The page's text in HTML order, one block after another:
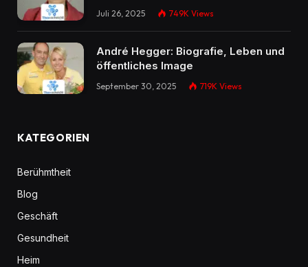
Juli 26, 2025 749K Views
André Hegger: Biografie, Leben und
öffentliches Image
September 30, 2025 719K Views
KATEGORIEN
Berühmtheit
Blog
Geschäft
Gesundheit
Heim